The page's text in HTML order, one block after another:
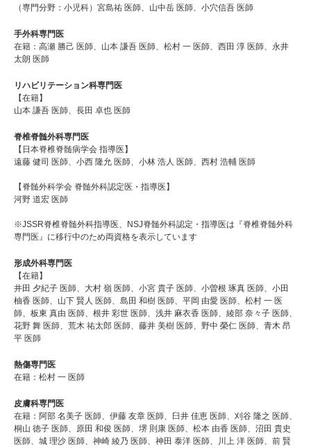
（専門分野：小児科）宮島祐 医師、山中岳 医師、小穴信吾 医師
手外科専門医
在籍：高瀬 勝己 医師、山本 謙吾 医師、松村 一 医師、西田 淳 医師、永井
太朗 医師
リハビリテーション科専門医
【在籍】
山本 謙吾 医師、長田 卓也 医師
脊椎脊髄外科専門医
【日本脊椎脊髄病学会 指導医】
遠藤 健司 医師、小西 隆允 医師、小林 浩人 医師、西村 浩輔 医師
【脊髄外科学会 脊髄外科認定医・指導医】
河野 道宏 医師
※JSSR脊椎脊髄外科指導医、NSJ脊髄外科認定・指導医は『脊椎脊髄外科
専門医』に移行中のため両資格を表示しています
形成外科専門医
【在籍】
井田 夕紀子 医師、大村 嶺 医師、小宮 貴子 医師、小曽根 琢真 医師、小田
柚香 医師、山下 賢人 医師、島田 和樹 医師、平岡 由愛 医師、松村 一 医
師、板東 真由 医師、根井 彩世 医師、浅井 麻衣香 医師、綾部 奈々子 医師、
花野 舞 医師、荒木 祐太郎 医師、藤井 美樹 医師、野中 榮仁 医師、青木 昂
平 医師
熱傷専門医
在籍：松村 一 医師
皮膚科専門医
在籍：阿部 名美子 医師、伊藤 友章 医師、臼井 佳恵 医師、刈谷 隆之 医師、
桐山 徳子 医師、原田 和俊 医師、堺 則康 医師、松本 由香 医師、沼田 貴史
医師、城 理沙 医師、神崎 綾乃 医師、神田 泰洋 医師、川上 洋 医師、前 賢